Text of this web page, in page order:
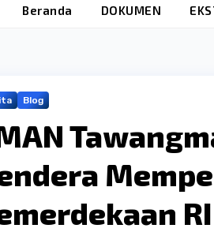
Beranda DOKUMEN
Blog
RI